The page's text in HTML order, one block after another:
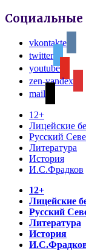
Социальные
vkontakte
twitter
youtube
zen-yandex
mail
12+
Лицейские
Русский
Литература
История
И.С.Фрадков
12+
Лицейские
Русский
Литература
История